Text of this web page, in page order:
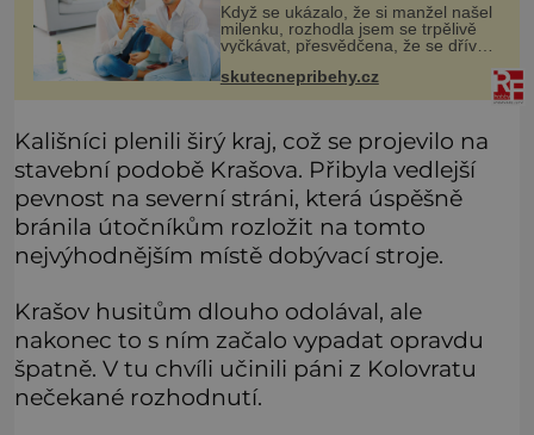
Když se ukázalo, že si manžel našel
milenku, rozhodla jsem se trpělivě
vyčkávat, přesvědčena, že se dříve
či později vrátí k rodině. Možná je to
jedna z nejtěžších věcí na světě. Ale
skutecnepribehy.cz
Kališníci plenili širý kraj, což se projevilo na
stavební podobě Krašova. Přibyla vedlejší
pevnost na severní stráni, která úspěšně
bránila útočníkům rozložit na tomto
nejvýhodnějším místě dobývací stroje.
Krašov husitům dlouho odolával, ale
nakonec to s ním začalo vypadat opravdu
špatně. V tu chvíli učinili páni z Kolovratu
nečekané rozhodnutí.